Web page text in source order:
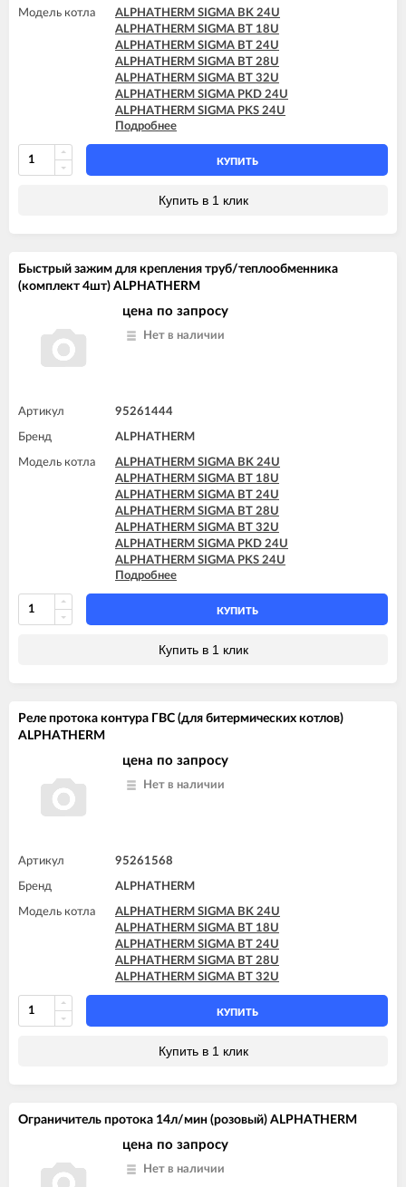
Модель котла
ALPHATHERM SIGMA BK 24U
ALPHATHERM SIGMA BT 18U
ALPHATHERM SIGMA BT 24U
ALPHATHERM SIGMA BT 28U
ALPHATHERM SIGMA BT 32U
ALPHATHERM SIGMA PKD 24U
ALPHATHERM SIGMA PKS 24U
ALPHATHERM SIGMA PTD 24U
ALPHATHERM SIGMA PTD 28U
ALPHATHERM SIGMA PTS 18U
ALPHATHERM SIGMA PTS 24U
Подробнее
КУПИТЬ
Купить в 1 клик
Быстрый зажим для крепления труб/теплообменника
(комплект 4шт) ALPHATHERM
цена по запросу
Нет в наличии
Артикул 95261444
Бренд ALPHATHERM
Модель котла
ALPHATHERM SIGMA BK 24U
ALPHATHERM SIGMA BT 18U
ALPHATHERM SIGMA BT 24U
ALPHATHERM SIGMA BT 28U
ALPHATHERM SIGMA BT 32U
ALPHATHERM SIGMA PKD 24U
ALPHATHERM SIGMA PKS 24U
ALPHATHERM SIGMA PTD 24U
ALPHATHERM SIGMA PTD 28U
ALPHATHERM SIGMA PTS 18U
ALPHATHERM SIGMA PTS 24U
Подробнее
КУПИТЬ
Купить в 1 клик
Реле протока контура ГВС (для битермических котлов)
ALPHATHERM
цена по запросу
Нет в наличии
Артикул 95261568
Бренд ALPHATHERM
Модель котла
ALPHATHERM SIGMA BK 24U
ALPHATHERM SIGMA BT 18U
ALPHATHERM SIGMA BT 24U
ALPHATHERM SIGMA BT 28U
ALPHATHERM SIGMA BT 32U
КУПИТЬ
Купить в 1 клик
Ограничитель протока 14л/мин (розовый) ALPHATHERM
цена по запросу
Нет в наличии